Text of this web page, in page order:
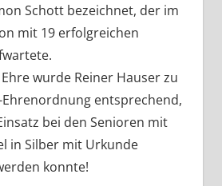
Schott bezeichnet, der im
mit 19 erfolgreichen
wurde Reiner Hauser zu
Ehrenordnung entsprechend,
bei den Senioren mit
in Silber mit Urkunde
konnte!